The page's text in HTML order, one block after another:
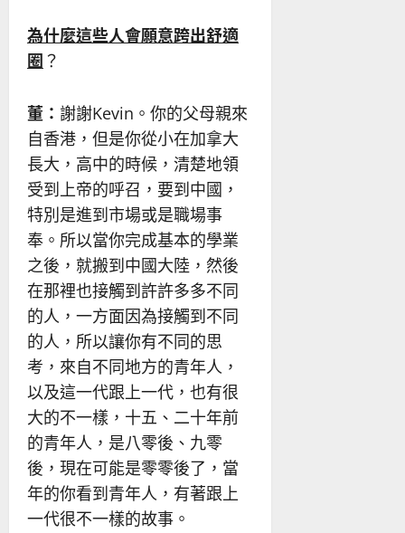
為什麼這些人會願意跨出舒適
圈 ？
董： 謝謝Kevin。你的父母親來
自香港，但是你從小在加拿大
長大，高中的時候，清楚地領
受到上帝的呼召，要到中國，
特別是進到市場或是職場事
奉。所以當你完成基本的學業
之後，就搬到中國大陸，然後
在那裡也接觸到許許多多不同
的人，一方面因為接觸到不同
的人，所以讓你有不同的思
考，來自不同地方的青年人，
以及這一代跟上一代，也有很
大的不一樣，十五、二十年前
的青年人，是八零後、九零
後，現在可能是零零後了，當
年的你看到青年人，有著跟上
一代很不一樣的故事。